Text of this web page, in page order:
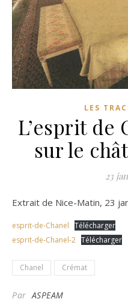
LES
L’esprit de
sur le
23
Extrait de Nice-Matin, 23
esprit-de-Chanel Télécharger
esprit-de-Chanel-2 Télécharger
Chanel Crémat
ParASPEAM